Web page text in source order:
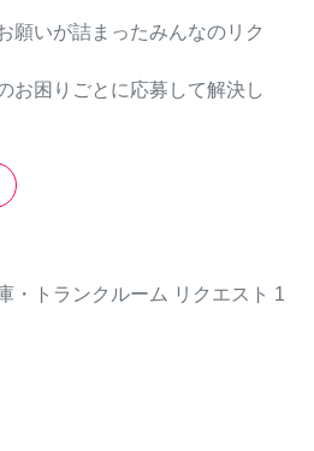
願いが詰まったみんなのリク
お困りごとに応募して解決し
・トランクルーム リクエスト 1